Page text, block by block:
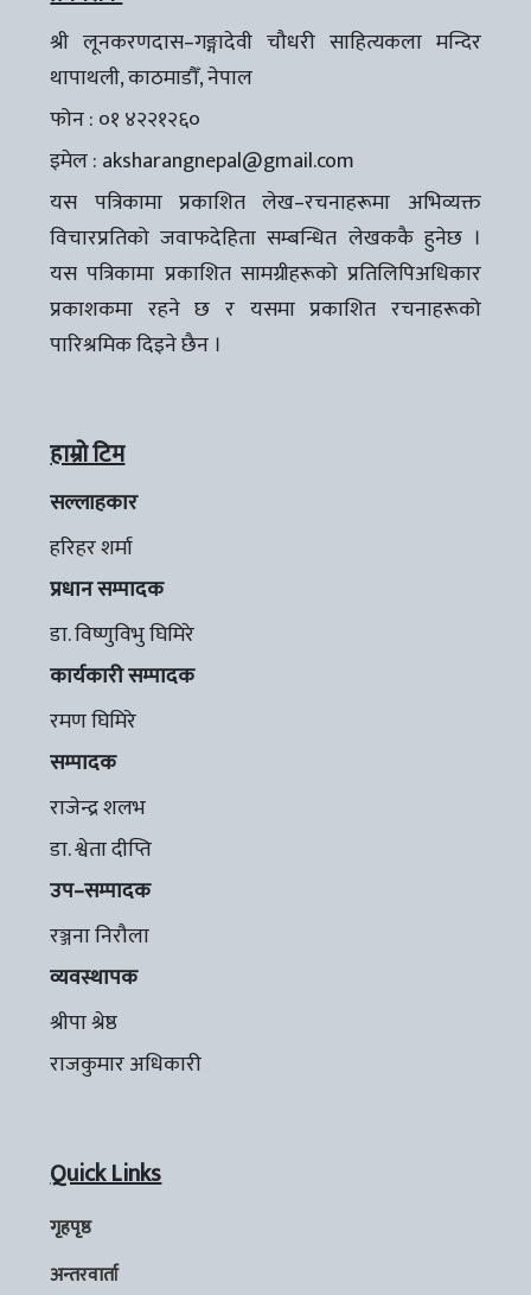
श्री लूनकरणदास–गङ्गादेवी चौधरी साहित्यकला मन्दिर
थापाथली, काठमाडौँ, नेपाल
फोन : ०१ ४२२१२६०
इमेल : aksharangnepal@gmail.com
यस पत्रिकामा प्रकाशित लेख–रचनाहरूमा अभिव्यक्त
विचारप्रतिको जवाफदेहिता सम्बन्धित लेखककै हुनेछ ।
यस पत्रिकामा प्रकाशित सामग्रीहरूको प्रतिलिपिअधिकार
प्रकाशकमा रहने छ र यसमा प्रकाशित रचनाहरूको
पारिश्रमिक दिइने छैन ।
हाम्रो टिम
सल्लाहकार
हरिहर शर्मा
प्रधान सम्पादक
डा. विष्णुविभु घिमिरे
कार्यकारी सम्पादक
रमण घिमिरे
सम्पादक
राजेन्द्र शलभ
डा. श्वेता दीप्ति
उप–सम्पादक
रञ्जना निरौला
व्यवस्थापक
श्रीपा श्रेष्ठ
राजकुमार अधिकारी
Quick Links
गृहपृष्ठ
अन्तरवार्ता